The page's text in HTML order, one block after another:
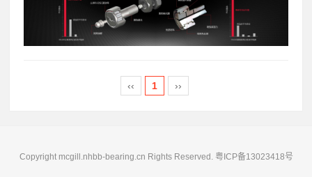
‹‹ 1 ››
Copyright mcgill.nhbb-bearing.cn Rights Reserved. 粤ICP备13023418号